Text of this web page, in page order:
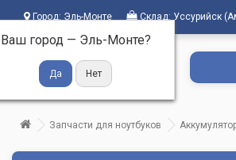
Город: Эль-Монте
Ваш город — Эль-Монте?
Склад: Уссурийск
Запчасти для ноутбуков